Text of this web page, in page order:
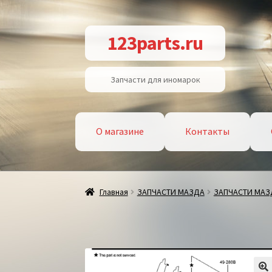
Перейти
к
навигации
Перейти
к
содержимому
123parts.ru
Запчасти для иномарок
О магазине Контакты
Главная ЗАПЧАСТИ МАЗДА ЗАПЧАСТИ